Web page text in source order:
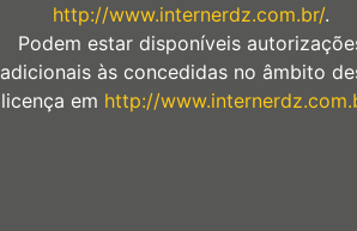
http://www.internerdz.com.br/.
Podem estar disponíveis
adicionais às concedidas no âmbito
licença em http://